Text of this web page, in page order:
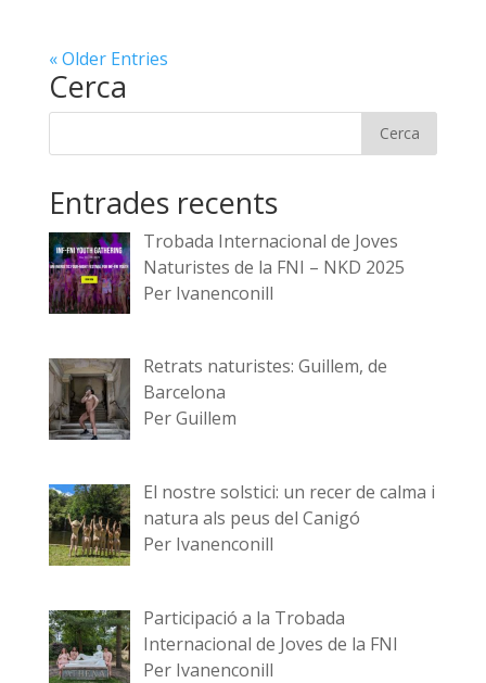
« Older Entries
Cerca
Entrades recents
Trobada Internacional de Joves
Naturistes de la FNI – NKD 2025
Per Ivanenconill
Retrats naturistes: Guillem, de
Barcelona
Per Guillem
El nostre solstici: un recer de calma i
natura als peus del Canigó
Per Ivanenconill
Participació a la Trobada
Internacional de Joves de la FNI
Per Ivanenconill